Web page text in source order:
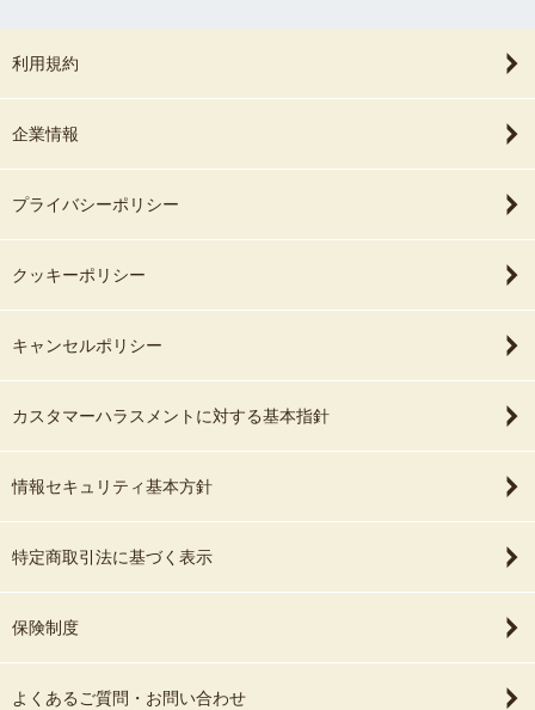
利用規約
企業情報
プライバシーポリシー
クッキーポリシー
キャンセルポリシー
カスタマーハラスメントに対する基本指針
情報セキュリティ基本方針
特定商取引法に基づく表示
保険制度
よくあるご質問・お問い合わせ